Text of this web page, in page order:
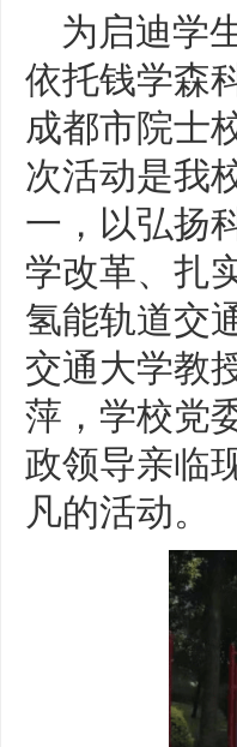
为启迪学
依托钱学森
成都市院士
次活动是我
一，以弘扬
学改革、扎
氢能轨道交
交通大学教
萍，学校党
政领导亲临
凡的活动。